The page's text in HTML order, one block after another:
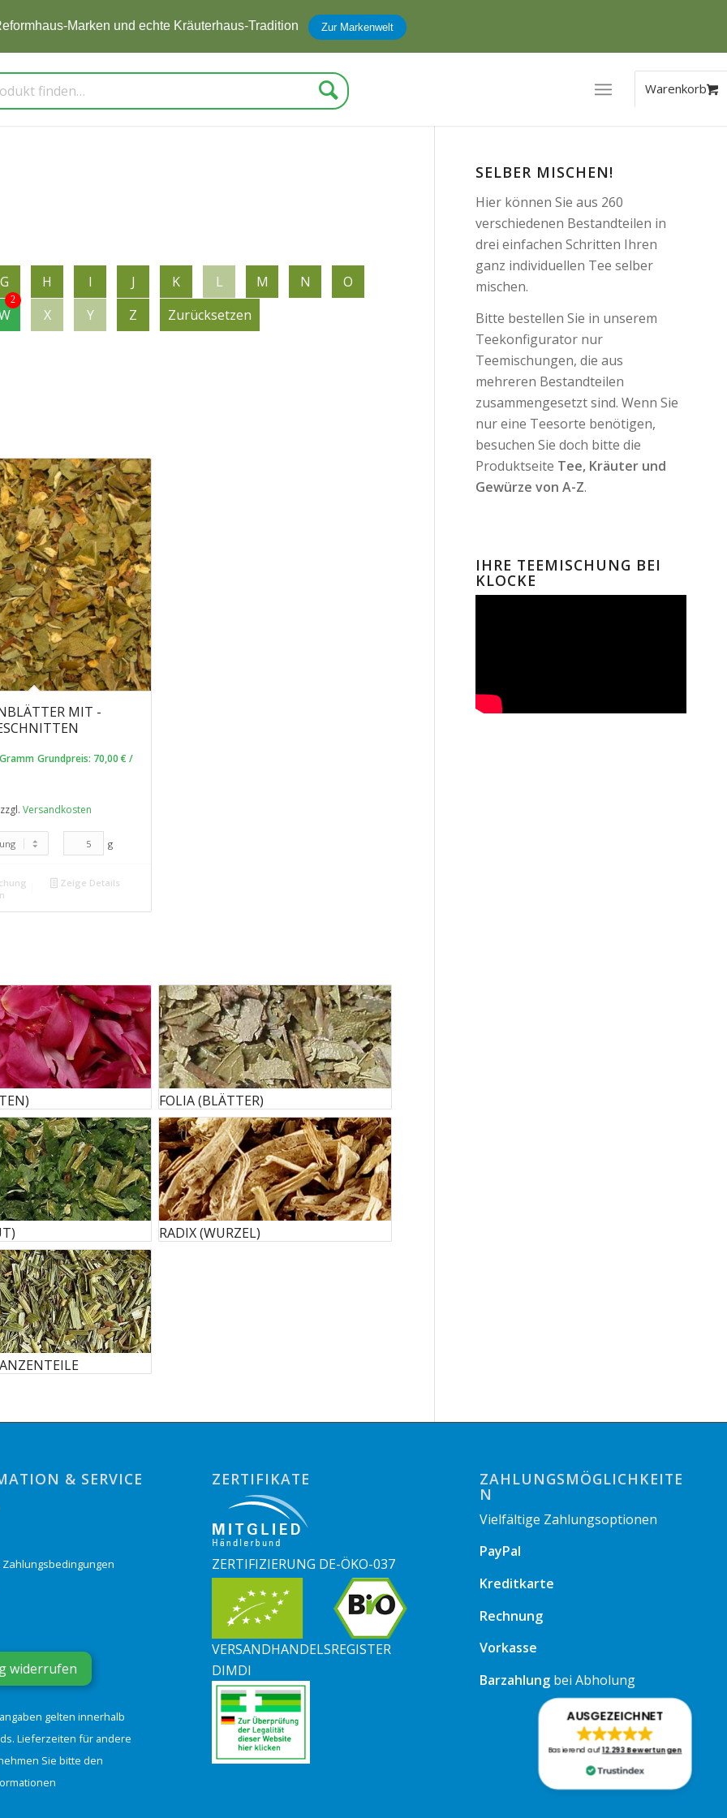
zum Newsletter anmelden und5 € Rabatterhalten Zur Anmeldung
AUSGEZEICHNET
Basierend auf12.293 Bewertungen
Suche
MIT -B
Grundpreis: 70,00 € /
zzgl. Versandkosten
g
Zeige Details
G H I J K L M N
O
2
X Y Z Zurücksetzen
FOLIA (BLÄTTER)
RADIX (WURZEL)
SELBER MISCHEN!
Hier können Sie aus 260
verschiedenen Bestandteilen in
drei einfachen Schritten Ihren
ganz individuellen Tee selber
mischen.
Bitte bestellen Sie in unserem
Teekonfigurator nur
Teemischungen, die aus
mehreren Bestandteilen
zusammengesetzt sind. Wenn Sie
nur eine Teesorte benötigen,
besuchen Sie doch bitte die
Produktseite Tee, Kräuter und
Gewürze von A-Z.
IHRE TEEMISCHUNG BEI
KLOCKE
& SERVICE
widerrufen
gelten innerhalb
Lieferzeiten für andere
Sie bitte den
ZERTIFIKATE
ZERTIFIZIERUNG DE-ÖKO-037
VERSANDHANDELSREGISTER
DIMDI
ZAHLUNGSMÖGLICHKEITE
N
Vielfältige Zahlungsoptionen
PayPal
Kreditkarte
Rechnung
Vorkasse
Barzahlungbei Abholung